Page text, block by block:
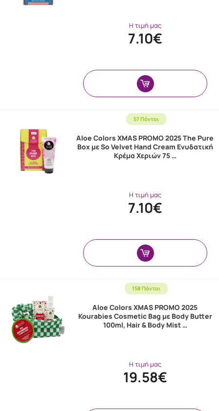
Η τιμή μας
7.10€
57 Πόντοι
Aloe Colors XMAS PROMO 2025 The Pure
Box με So Velvet Hand Cream Ενυδατική
Κρέμα Χεριών 75 …
Η τιμή μας
7.10€
158 Πόντοι
Aloe Colors XMAS PROMO 2025
Kourabies Cosmetic Bag με Body Butter
100ml, Hair & Body Mist …
Η τιμή μας
19.58€